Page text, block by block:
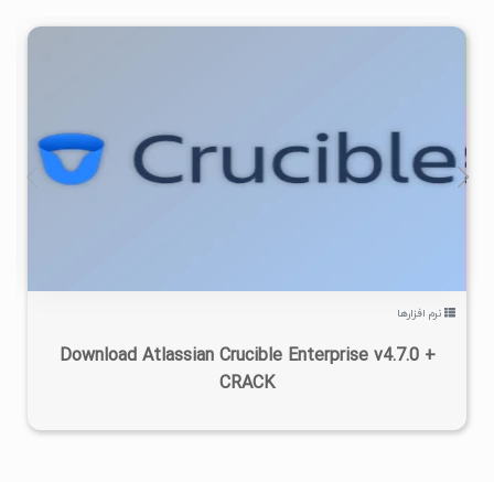
۴/۸۸K ۱۳۹۹/۰۹/۲۷ ۰
نرم افزارها
Download Atlassian Crucible Enterprise v4.7.0 +
CRACK